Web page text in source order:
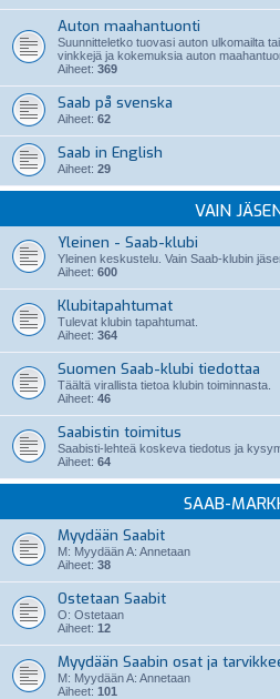
Auton maahantuonti
Suunnitteletko tuovasi auton ulkomailta
vinkkejä ja kokemuksia auton
Aiheet: 369
Saab på svenska
Aiheet: 62
Saab in English
Aiheet: 29
VAIN
Yleinen - Saab-klubi
Yleinen keskustelu. Vain Saab-klubin
Aiheet: 600
Klubitapahtumat
Tulevat klubin tapahtumat.
Aiheet: 364
Suomen Saab-klubi tiedottaa
Täältä virallista tietoa klubin toiminnasta.
Aiheet: 46
Saabistin toimitus
Saabisti-lehteä koskeva tiedotus ja
Aiheet: 64
SAAB-
Myydään Saabit
M: Myydään A: Annetaan
Aiheet: 38
Ostetaan Saabit
O: Ostetaan
Aiheet: 12
Myydään Saabin osat ja
M: Myydään A: Annetaan
Aiheet: 101